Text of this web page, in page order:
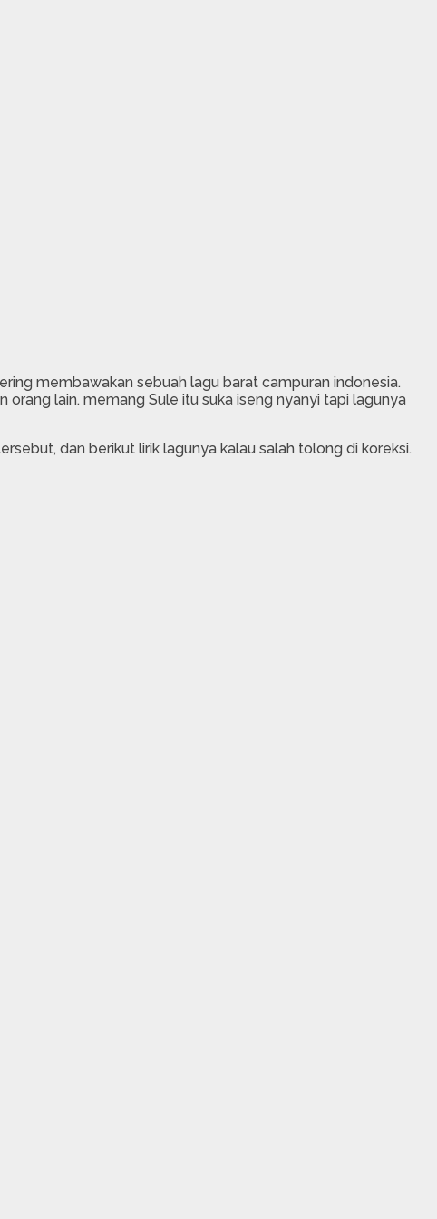
membawakan sebuah lagu barat campuran indonesia.
lain. memang Sule itu suka iseng nyanyi tapi lagunya
dan berikut lirik lagunya kalau salah tolong di koreksi.